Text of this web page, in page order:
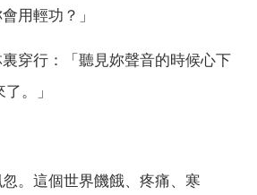
用輕功？」
穿行：「聽見妳聲音的時候心下
。」
。這個世界饑餓、疼痛、寒